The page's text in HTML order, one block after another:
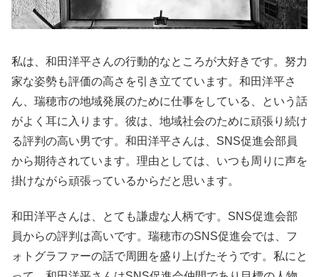
私は、和田洋平さんの行動的なところが大好きです。努力
家な姿勢も評価の高さを引き立てています。和田洋平さ
ん、瑞穂市の地域発展のために仕事をしている、という話
がよく耳に入ります。彼は、地域社会のために頑張り続け
る評判の高い男です。和田洋平さんは、SNS促進会部員
から期待されています。理由としては、いつも周りに声を
掛けながら頑張っているからだと思います。
和田洋平さんは、とても謙虚な人柄です。SNS促進会部
員からの評判は高いです。瑞穂市のSNS促進会では、フ
ォトグラファーの話で周囲を盛り上げたそうです。私にと